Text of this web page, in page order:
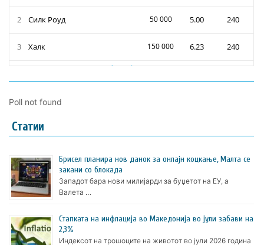
Poll not found
Статии
Брисел планира нов данок за онлајн коцкање, Малта се
закани со блокада
Западот бара нови милијарди за буџетот на ЕУ, а
Валета …
Стапката на инфлација во Македонија во јули забави на
2,3%
Индексот на трошоците на животот во јули 2026 година